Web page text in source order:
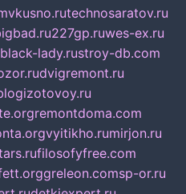
technosaratov.ru
227gp.ruwes-ex.ru
black-lady.rustroy-db.com
dvigremont.ru
remontdoma.com
vyitikho.rumirjon.ru
filosofyfree.com
greleon.comsp-or.ru